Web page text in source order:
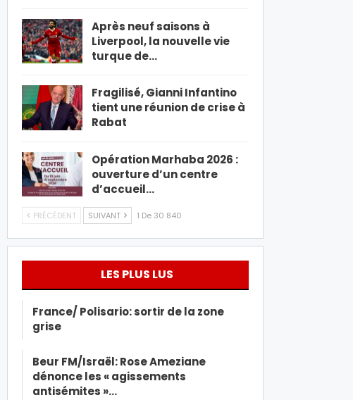
Après neuf saisons à
Liverpool, la nouvelle vie
turque de…
Fragilisé, Gianni Infantino
tient une réunion de crise à
Rabat
Opération Marhaba 2026 :
ouverture d’un centre
d’accueil…
PRÉCÉDENT SUIVANT 1 De 30 840
LES PLUS LUS
France/ Polisario: sortir de la zone
grise
Beur FM/Israël: Rose Ameziane
dénonce les « agissements
antisémites »…